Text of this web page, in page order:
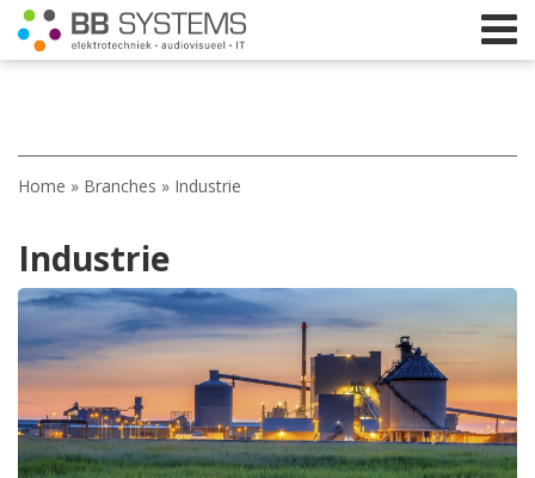
Home
Geluid
Elektrotechniek
IT
Webshop
Home » Branches » Industrie
Industrie